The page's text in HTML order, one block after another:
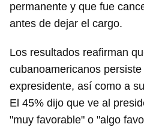
permanente y que fue
antes de dejar el cargo.
Los resultados reafirman
cubanoamericanos persiste
expresidente, así como a
El 45% dijo que ve al
"muy favorable" o "algo